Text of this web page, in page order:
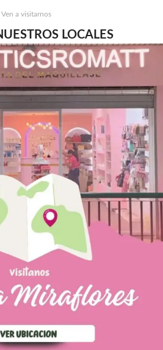
Ven a visitarnos
LOCALES